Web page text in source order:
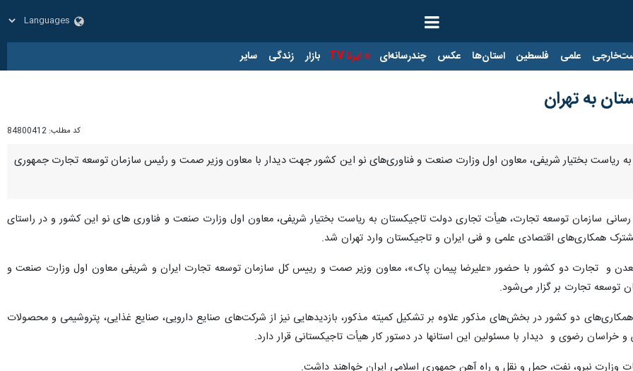
علمی فلسطین استان‌ها عکس چندرسانه‌ای ایرنا TV بازار زندگی سایر
به تهران
کد مطلب: 84800412